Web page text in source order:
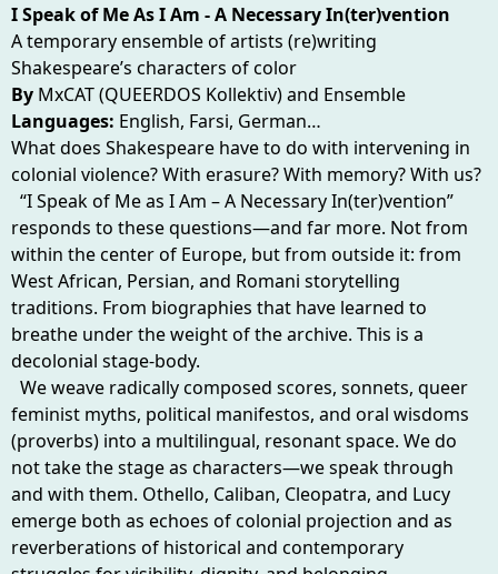
I Speak of Me As I Am - A Necessary In(ter)vention
A temporary ensemble of artists (re)writing
Shakespeare’s characters of color
By MxCAT (QUEERDOS Kollektiv) and Ensemble
Languages: English, Farsi, German…
What does Shakespeare have to do with intervening in
colonial violence? With erasure? With memory? With us?
“I Speak of Me as I Am – A Necessary In(ter)vention”
responds to these questions—and far more. Not from
within the center of Europe, but from outside it: from
West African, Persian, and Romani storytelling
traditions. From biographies that have learned to
breathe under the weight of the archive. This is a
decolonial stage-body.
We weave radically composed scores, sonnets, queer
feminist myths, political manifestos, and oral wisdoms
(proverbs) into a multilingual, resonant space. We do
not take the stage as characters—we speak through
and with them. Othello, Caliban, Cleopatra, and Lucy
emerge both as echoes of colonial projection and as
reverberations of historical and contemporary